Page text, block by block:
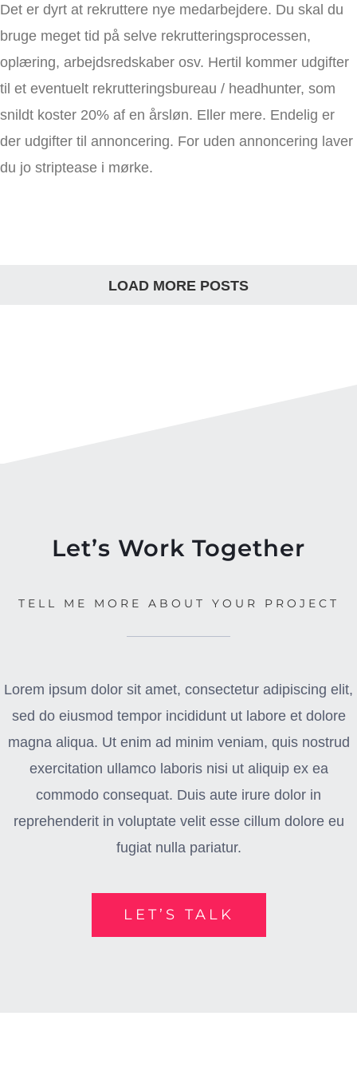
Det er dyrt at rekruttere nye medarbejdere. Du skal du
bruge meget tid på selve rekrutteringsprocessen,
oplæring, arbejdsredskaber osv. Hertil kommer udgifter
til et eventuelt rekrutteringsbureau / headhunter, som
snildt koster 20% af en årsløn. Eller mere. Endelig er
der udgifter til annoncering. For uden annoncering laver
du jo striptease i mørke.
LOAD MORE POSTS
Let’s Work Together
TELL ME MORE ABOUT YOUR PROJECT
Lorem ipsum dolor sit amet, consectetur adipiscing elit,
sed do eiusmod tempor incididunt ut labore et dolore
magna aliqua. Ut enim ad minim veniam, quis nostrud
exercitation ullamco laboris nisi ut aliquip ex ea
commodo consequat. Duis aute irure dolor in
reprehenderit in voluptate velit esse cillum dolore eu
fugiat nulla pariatur.
LET’S TALK